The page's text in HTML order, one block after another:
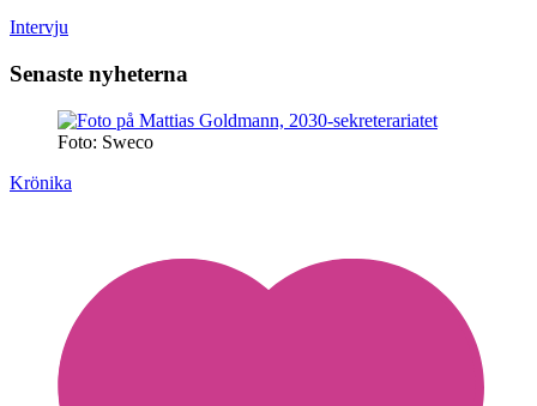
Intervju
Senaste nyheterna
Foto: Sweco
Krönika